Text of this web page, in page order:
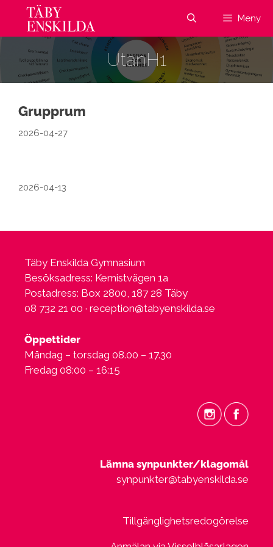
Hoppa
innehåll
Meny
UtanH1
Grupprum
2026-04-27
2026-04-13
Täby Enskilda Gymnasium
Besöksadress: Kemistvägen 1a
Postadress: Box 2800, 187 28 Täby
08 732 21 00 · reception@tabyenskilda.se
Öppettider
Måndag – torsdag 08.00 – 17.30
Fredag 08:00 – 16:15
Lämna synpunkter/klagomål
synpunkter@tabyenskilda.se
Tillgänglighetsredogörelse